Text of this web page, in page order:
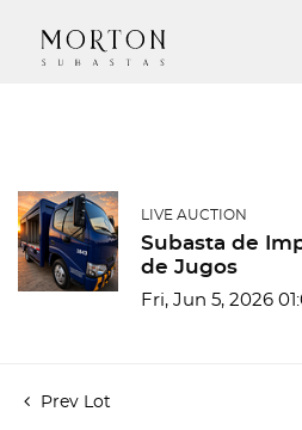
LIVE AUCTION
Subasta de
de Jugos
Fri, Jun 5, 2026
Prev Lot